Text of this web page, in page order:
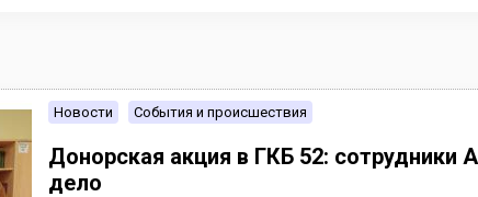
Новости События и происшествия
Донорская акция в ГКБ 52:
дело